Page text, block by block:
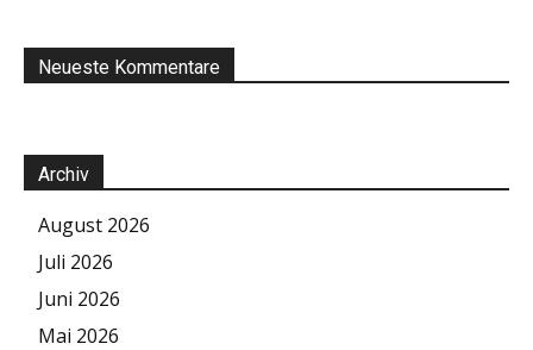
Neueste Kommentare
Archiv
August 2026
Juli 2026
Juni 2026
Mai 2026